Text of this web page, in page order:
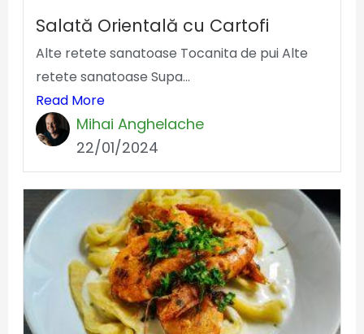
Salată Orientală cu Cartofi
Alte retete sanatoase Tocanita de pui Alte
retete sanatoase Supa...
Read More
Mihai Anghelache
22/01/2024